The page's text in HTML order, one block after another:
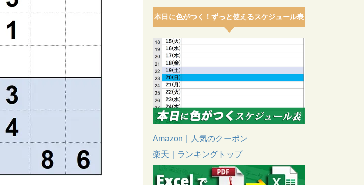
本日に色がつく！ずっと使えるスケジュール表
Amazon｜人気のクーポン
楽天｜ランキングトップ